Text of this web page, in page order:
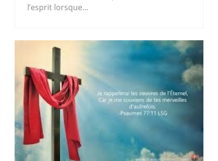
l’esprit lorsque…